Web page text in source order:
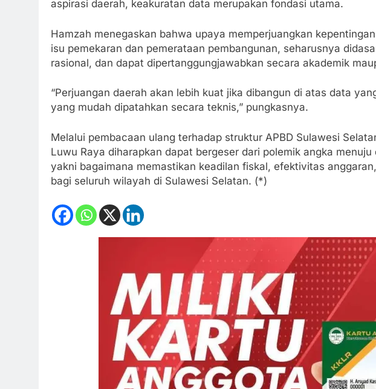
aspirasi daerah, keakuratan data merupakan fondasi utama.
Hamzah menegaskan bahwa upaya memperjuangkan
isu pemekaran dan pemerataan pembangunan, seharusnya
rasional, dan dapat dipertanggungjawabkan secara akademik
“Perjuangan daerah akan lebih kuat jika dibangun di atas data
yang mudah dipatahkan secara teknis,” pungkasnya.
Melalui pembacaan ulang terhadap struktur APBD Sulawesi
Luwu Raya diharapkan dapat bergeser dari polemik angka
yakni bagaimana memastikan keadilan fiskal, efektivitas
bagi seluruh wilayah di Sulawesi Selatan. (*)